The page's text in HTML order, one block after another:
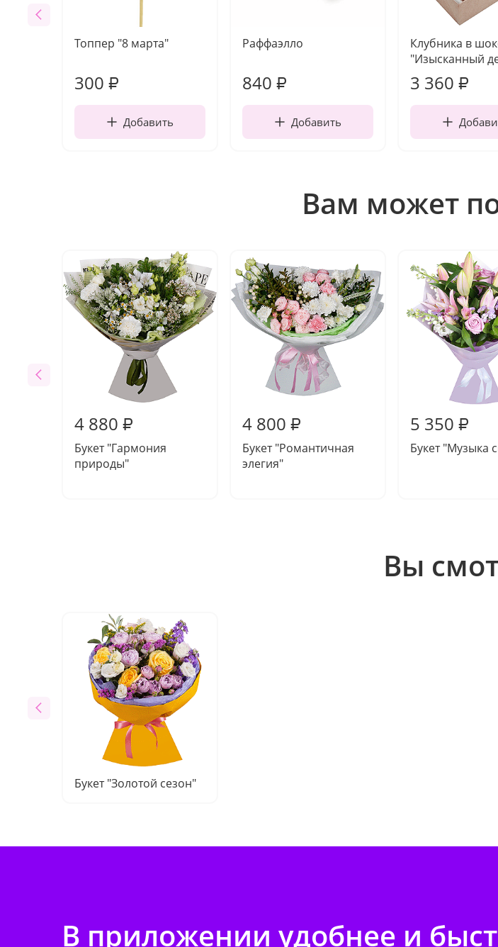
Топпер "8 марта"
300 ₽
Добавить
Раффаэлло
840 ₽
Добавить
Клубника в
"Изысканный
3 360 ₽
Вам может
4 880 ₽
Букет "Гармония
природы"
4 800 ₽
Букет "Романтичная
элегия"
5 350 ₽
Букет "Музыка
Вы
Букет "Золотой сезон"
В приложении удобнее и